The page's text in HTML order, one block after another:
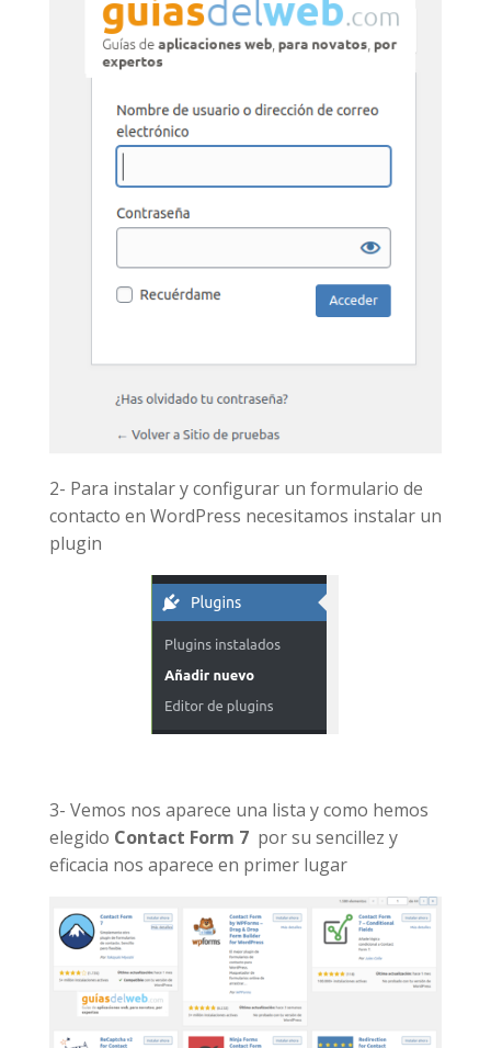
2- Para instalar y configurar un formulario de
contacto en WordPress necesitamos instalar un
plugin
3- Vemos nos aparece una lista y como hemos
elegido Contact Form 7por su sencillez y
eficacia nos aparece en primer lugar